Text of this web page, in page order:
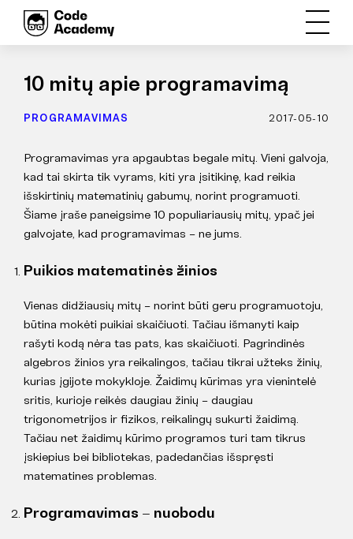
10 mitų apie programavimą
PROGRAMAVIMAS 2017-05-10
Programavimas yra apgaubtas begale mitų. Vieni galvoja,
kad tai skirta tik vyrams, kiti yra įsitikinę, kad reikia
išskirtinių matematinių gabumų, norint programuoti.
Šiame įraše paneigsime 10 populiariausių mitų, ypač jei
galvojate, kad programavimas – ne jums.
Puikios matematinės žinios
Vienas didžiausių mitų – norint būti geru programuotoju,
būtina mokėti puikiai skaičiuoti. Tačiau išmanyti kaip
rašyti kodą nėra tas pats, kas skaičiuoti. Pagrindinės
algebros žinios yra reikalingos, tačiau tikrai užteks žinių,
kurias įgijote mokykloje. Žaidimų kūrimas yra vienintelė
sritis, kurioje reikės daugiau žinių – daugiau
trigonometrijos ir fizikos, reikalingų sukurti žaidimą.
Tačiau net žaidimų kūrimo programos turi tam tikrus
įskiepius bei bibliotekas, padedančias išspręsti
matematines problemas.
Programavimas – nuobodu